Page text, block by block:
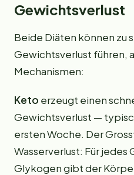
Gewichtsverlust
Beide Diäten können zu
Gewichtsverlust führen,
Mechanismen:
Keto erzeugt einen
Gewichtsverlust —
ersten Woche. Der
Wasserverlust: Für jedes
Glykogen gibt der